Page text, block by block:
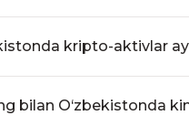
O‘zbekiston
5 sentabrdagi
to‘g‘risida»gi
boshqa javobgarlikka
cheklash o‘rnatilishi
aylanmasi sohasini
kripto-aktivlar
litsenziyalash va ruxsat
bilan O‘zbekistonda